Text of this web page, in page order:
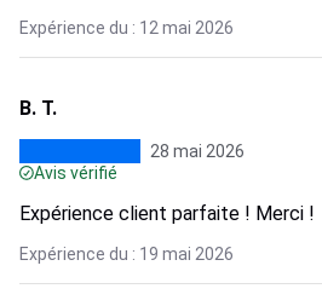
Expérience du : 12 mai 2026
B. T.
28 mai 2026
Avis vérifié
Expérience client parfaite ! Merci !
Expérience du : 19 mai 2026